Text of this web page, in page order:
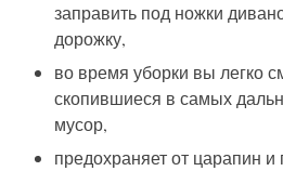
заправить под ножки
дорожку,
во время уборки вы легко
скопившиеся в самых
мусор,
предохраняет от царапин